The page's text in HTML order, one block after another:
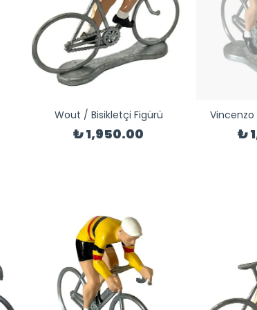
Wout / Bisikletçi Figürü
₺ 1,950.00
Vincenzo
₺